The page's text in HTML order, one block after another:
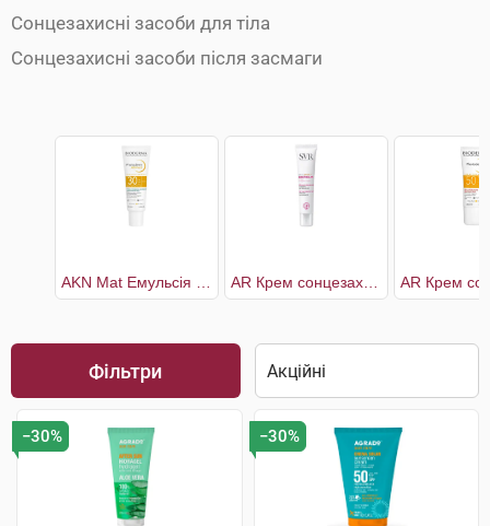
Сонцезахисні засоби для тіла
Сонцезахисні засоби після засмаги
Фільтри
−30% −30%